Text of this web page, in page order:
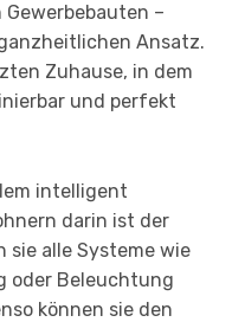
–
Ansatz.
Zuhause, in dem
und perfekt
intelligent
darin ist der
sie alle Systeme wie
oder Beleuchtung
können sie den